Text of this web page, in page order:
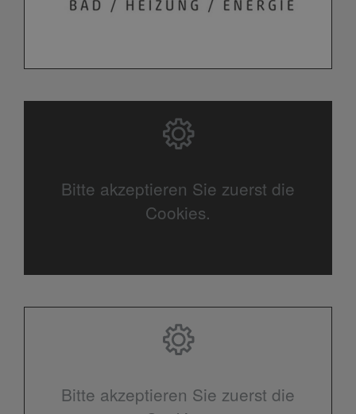
Bitte akzeptieren Sie zuerst die
Cookies.
Bitte akzeptieren Sie zuerst die